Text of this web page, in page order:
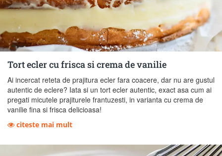
Tort ecler cu frisca si crema de vanilie
Ai incercat reteta de prajitura ecler fara coacere, dar nu are gustul
autentic de eclere? Iata si un tort ecler autentic, exact asa cum ai
pregati micutele prajiturele frantuzesti, in varianta cu crema de
vanilie fina si frisca delicioasa!
citeste mai mult